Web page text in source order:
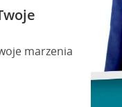
marzenia